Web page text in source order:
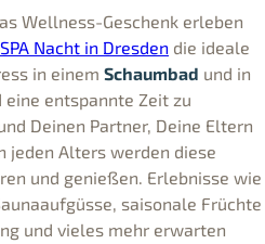
Wellness-Geschenk erleben
Nacht in Dresden die ideale
in einem Schaumbad und in
entspannte Zeit zu
Deinen Partner, Deine Eltern
jeden Alters werden diese
und genießen. Erlebnisse wie
saisonale Früchte
und vieles mehr erwarten